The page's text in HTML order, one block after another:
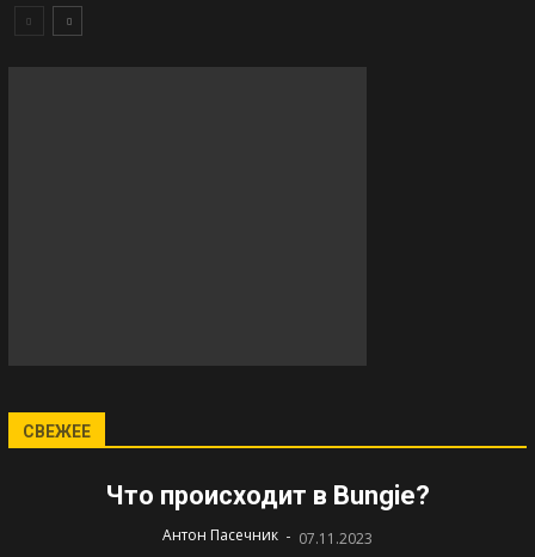
СВЕЖЕЕ
Что происходит в Bungie?
Антон Пасечник - 07.11.2023